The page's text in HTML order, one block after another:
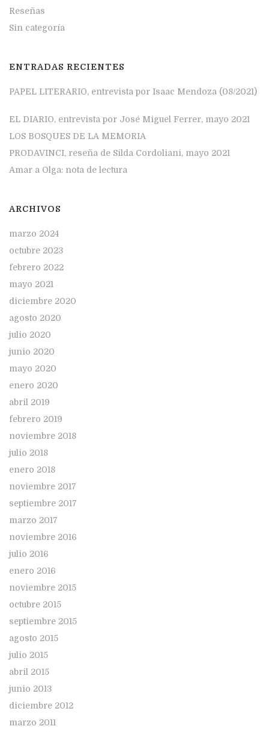
Reseñas
Sin categoría
ENTRADAS RECIENTES
PAPEL LITERARIO, entrevista por Isaac Mendoza (08/2021)
EL DIARIO, entrevista por José Miguel Ferrer, mayo 2021
LOS BOSQUES DE LA MEMORIA
PRODAVINCI, reseña de Silda Cordoliani, mayo 2021
Amar a Olga: nota de lectura
ARCHIVOS
marzo 2024
octubre 2023
febrero 2022
mayo 2021
diciembre 2020
agosto 2020
julio 2020
junio 2020
mayo 2020
enero 2020
abril 2019
febrero 2019
noviembre 2018
julio 2018
enero 2018
noviembre 2017
septiembre 2017
marzo 2017
noviembre 2016
julio 2016
enero 2016
noviembre 2015
octubre 2015
septiembre 2015
agosto 2015
julio 2015
abril 2015
junio 2013
diciembre 2012
marzo 2011